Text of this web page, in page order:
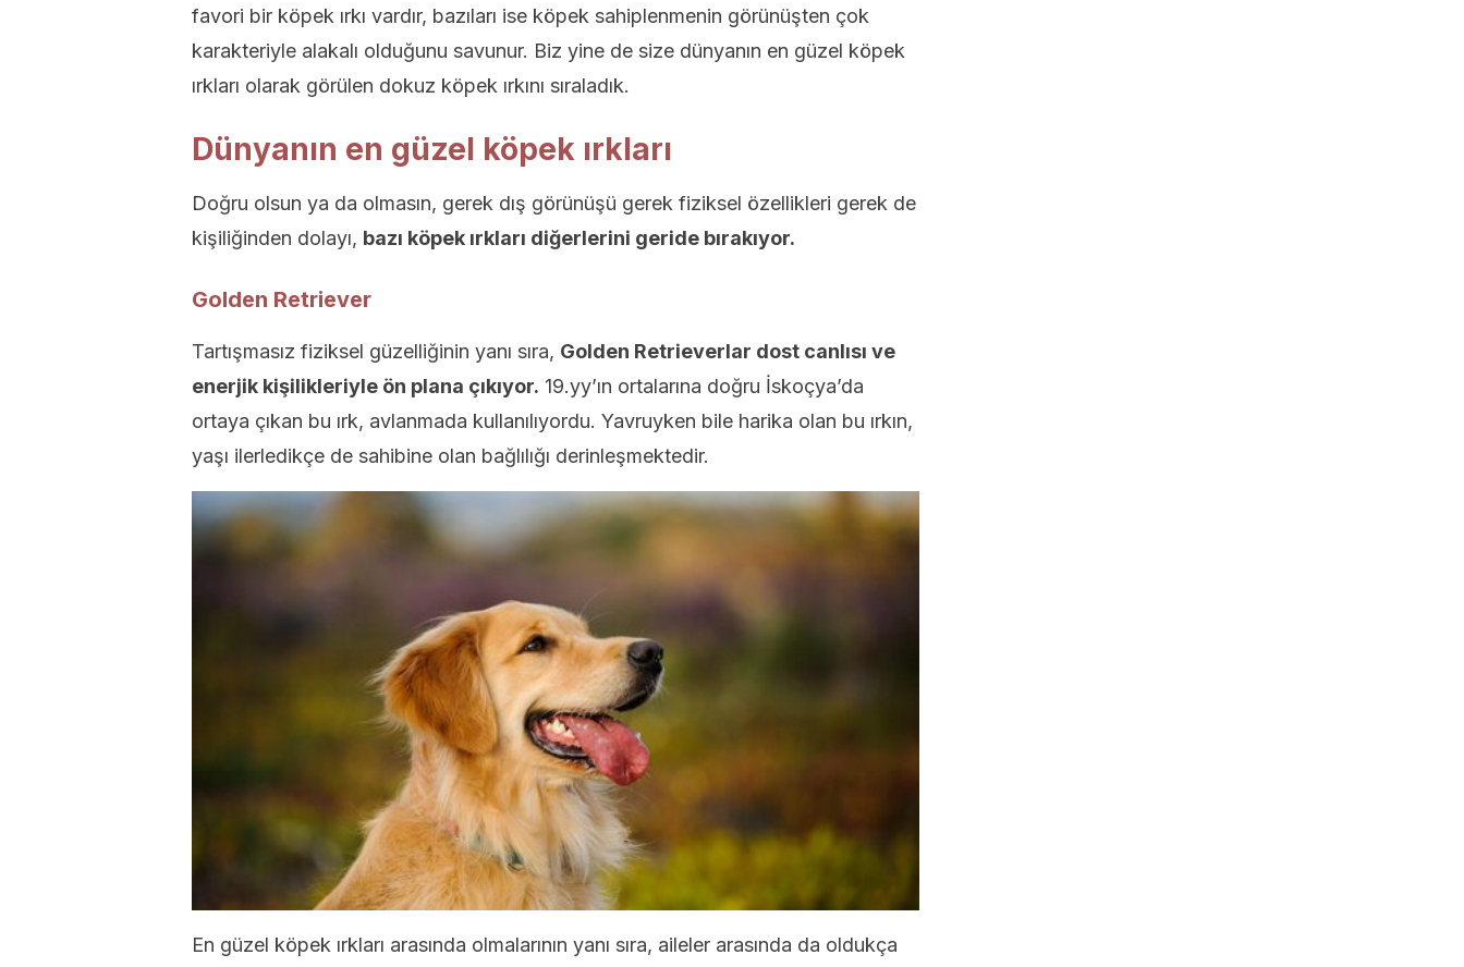
favori bir köpek ırkı vardır, bazıları ise köpek sahiplenmenin görünüşten çok
karakteriyle alakalı olduğunu savunur. Biz yine de size dünyanın en güzel köpek
ırkları olarak görülen dokuz köpek ırkını sıraladık.
Dünyanın en güzel köpek ırkları
Doğru olsun ya da olmasın, gerek dış görünüşü gerek fiziksel özellikleri gerek de
kişiliğinden dolayı, bazı köpek ırkları diğerlerini geride bırakıyor.
Golden Retriever
Tartışmasız fiziksel güzelliğinin yanı sıra, Golden Retrieverlar dost canlısı ve
enerjik kişilikleriyle ön plana çıkıyor. 19.yy’ın ortalarına doğru İskoçya’da
ortaya çıkan bu ırk, avlanmada kullanılıyordu. Yavruyken bile harika olan bu ırkın,
yaşı ilerledikçe de sahibine olan bağlılığı derinleşmektedir.
En güzel köpek ırkları arasında olmalarının yanı sıra, aileler arasında da oldukça